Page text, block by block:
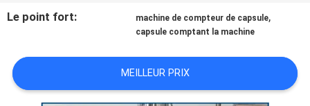
CONTRÔLE
LA
QUALITÉ
Le point fort: machine de compteur de capsule,
capsule comptant la machine
MEILLEUR PRIX